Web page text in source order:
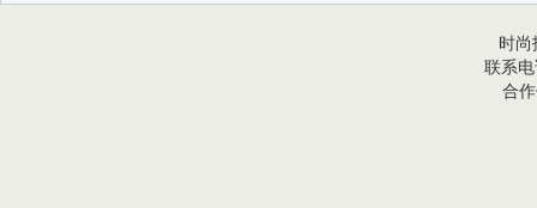
时
联系
合